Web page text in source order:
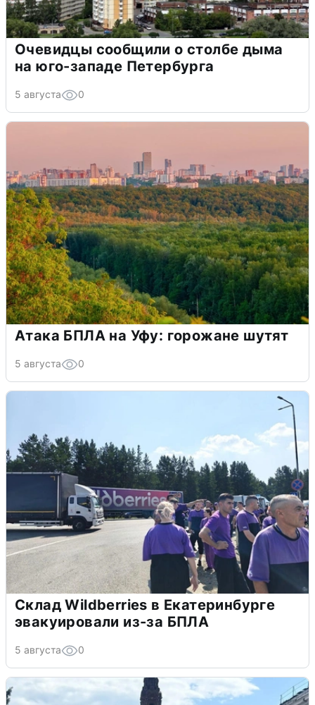
Очевидцы сообщили о столбе дыма
на юго-западе Петербурга
5 августа 0
Атака БПЛА на Уфу: горожане шутят
5 августа 0
Склад Wildberries в Екатеринбурге
эвакуировали из-за БПЛА
5 августа 0